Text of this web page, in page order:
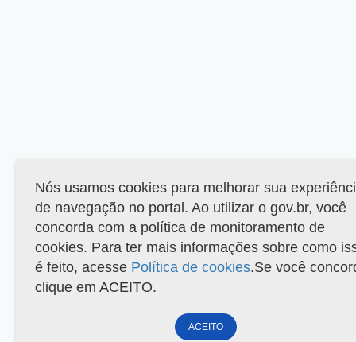
Nós usamos cookies para melhorar sua
de navegação no portal. Ao utilizar o gov.br, você
concorda com a política de monitoramento de
cookies. Para ter mais informações sobre como
é feito, acesse Política de cookies.Se você
clique em ACEITO.
ACEITO